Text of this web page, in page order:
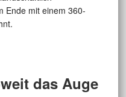
Ende mit einem 360-
das Auge